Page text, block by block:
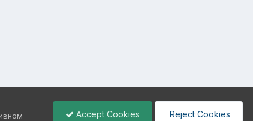
Accept Cookies Reject Cookies